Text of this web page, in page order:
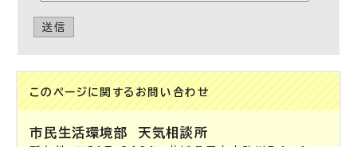
送信
このページに関する お問い合わせ
市民生活環境部 天気相談所